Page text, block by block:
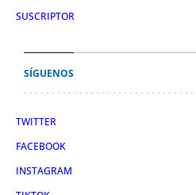
SUSCRIPTOR
SÍGUENOS
TWITTER
FACEBOOK
INSTAGRAM